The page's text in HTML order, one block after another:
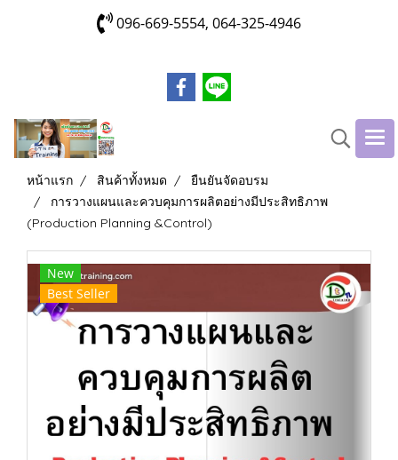
096-669-5554, 064-325-4946
หน้าแรก สินค้าทั้งหมด
ยืนยันจัดอบรม
การวางแผนและควบคุมการผลิตอย่างมีประสิทธิภาพ
(Production Planning &Control)
New
Best Seller